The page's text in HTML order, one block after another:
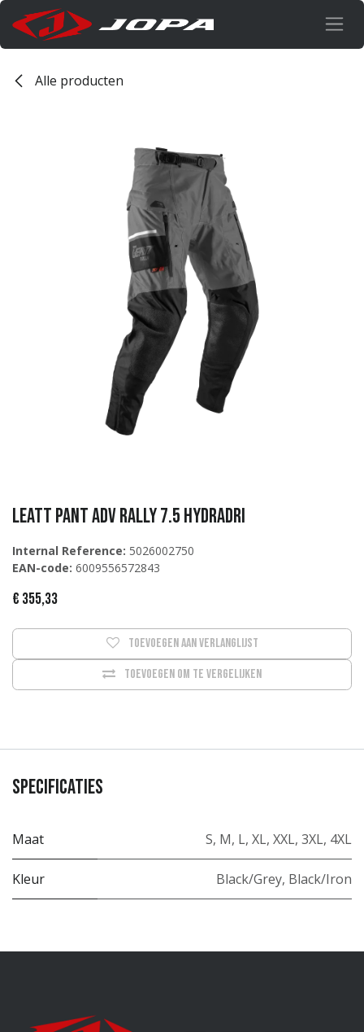
Overslaan naar inhoud
Alle producten
Leatt Pant ADV Rally 7.5 HydraDri
Internal Reference: 5026002750
EAN-code: 6009556572843
€ 355,33
Toevoegen om te vergelijken
Toevoegen aan verlanglijst
Specificaties
Maat S, M, L, XL, XXL, 3XL, 4XL
Kleur Black/Grey, Black/Iron